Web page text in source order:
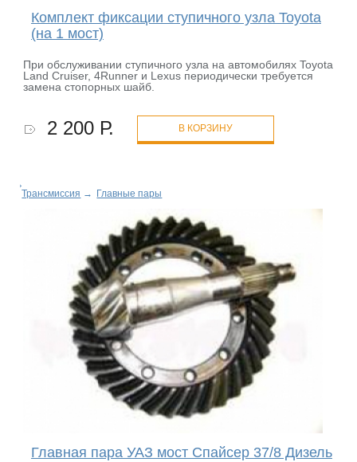
Комплект фиксации ступичного узла Toyota
(на 1 мост)
При обслуживании ступичного узла на автомобилях Toyota
Land Cruiser, 4Runner и Lexus периодически требуется
замена стопорных шайб.
2 200 Р. В КОРЗИНУ
Трансмиссия → Главные пары
Главная пара УАЗ мост Спайсер 37/8 Дизель